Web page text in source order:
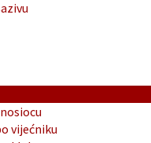
vijećniku